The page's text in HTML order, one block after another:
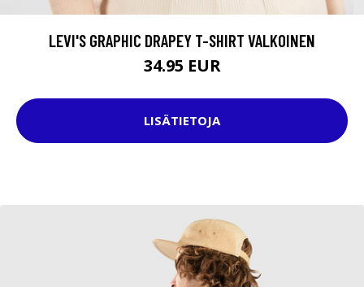
LEVI'S GRAPHIC DRAPEY T-SHIRT VALKOINEN
34.95 EUR
LISÄTIETOJA